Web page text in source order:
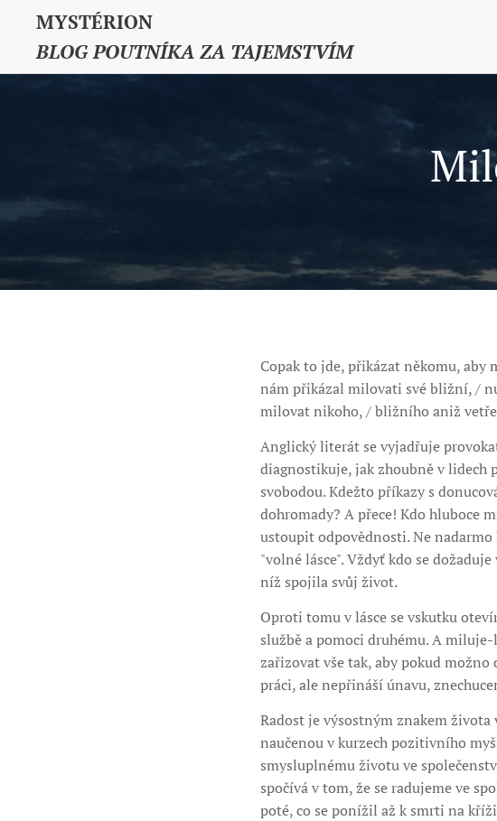
MYSTÉRION
BLOG POUTNÍKA ZA TAJEMSTVÍM
Copak to jde, přikázat někomu, aby
nám přikázal milovati své bližní, /
milovat nikoho, / bližního aniž
Anglický literát se vyjadřuje
diagnostikuje, jak zhoubně v lidech
svobodou. Kdežto příkazy s
dohromady? A přece! Kdo hluboce
ustoupit odpovědnosti. Ne
"volné lásce". Vždyť kdo se
níž spojila svůj život.
Oproti tomu v lásce se vskutku
službě a pomoci druhému. A
zařizovat vše tak, aby pokud
práci, ale nepřináší únavu,
Radost je výsostným znakem života
naučenou v kurzech pozitivního
smysluplnému životu ve
spočívá v tom, že se radujeme ve
poté, co se ponížil až k smrti na